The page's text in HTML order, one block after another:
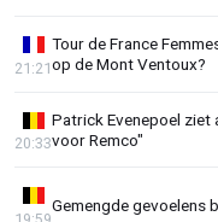
Tour de France
op de Mont Ventoux?
21:21
Patrick Evenepoel
voor Remco"
20:33
Gemengde gevoelens